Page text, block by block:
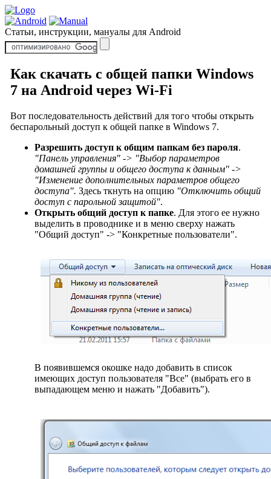
Статьи, инструкции, мануалы для Android
Как скачать с общей папки Windows
7 на Android через Wi-Fi
Вот последовательность действий для того чтобы открыть
беспарольный доступ к общей папке в Windows 7.
Разрешить доступ к общим папкам без пароля.
"Панель управления" -> "Выбор параметров
домашней группы и общего доступа к данным" ->
"Изменение дополнительных параметров общего
доступа". Здесь ткнуть на опцию "Отключить общий
доступ с парольной защитой".
Открыть общий доступ к папке. Для этого ее нужно
выделить в проводнике и в меню сверху нажать
"Общий доступ" -> "Конкретные пользователи".
В появившемся окошке надо добавить в список
имеющих доступ пользователя "Все" (выбрать его в
выпадающем меню и нажать "Добавить").